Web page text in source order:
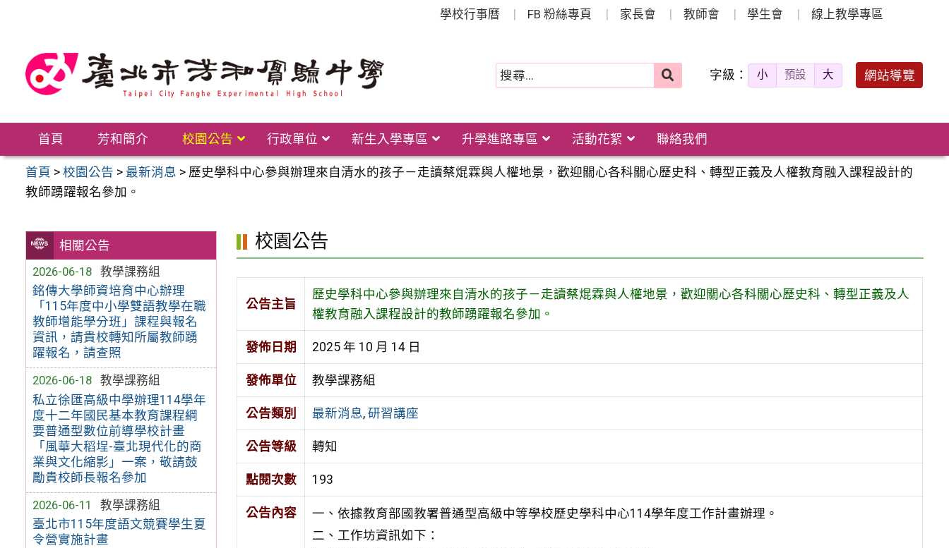
學校行事曆 FB 粉絲專頁 家長會 教師會 學生會 線上教學專區
字級： 小 預設 大 網站導覽
首頁 芳和簡介 校園公告 行政單位 新生入學專區 升學進路專區 活動花絮 聯絡我們
首頁 >校園公告 > 最新消息 > 歷史學科中心參與辦理來自清水的孩子－走讀蔡焜霖與人權地景，歡迎關心各科關心歷史科、轉型正義及人權教育融入課程設計的
教師踴躍報名參加。
相關公告
2026-06-18
教學課務組
銘傳大學師資培育中心辦理
「115年度中小學雙語教學在職
教師增能學分班」課程與報名
資訊，請貴校轉知所屬教師踴
躍報名，請查照
2026-06-18
教學課務組
私立徐匯高級中學辦理114學年
度十二年國民基本教育課程綱
要普通型數位前導學校計畫
「風華大稻埕-臺北現代化的商
業與文化縮影」一案，敬請鼓
勵貴校師長報名參加
2026-06-11
教學課務組
臺北市115年度語文競賽學生夏
令營實施計畫
校園公告
公告主旨
歷史學科中心參與辦理來自清水的孩子－走讀蔡焜霖與人權地景，歡迎關心各科關心歷史科、轉型正義及人
權教育融入課程設計的教師踴躍報名參加。
發佈日期 2025 年 10 月 14 日
發佈單位 教學課務組
公告類別 最新消息, 研習講座
公告等級 轉知
點閱次數 193
公告內容
一、依據教育部國教署普通型高級中等學校歷史學科中心114學年度工作計畫辦理。
二、工作坊資訊如下：